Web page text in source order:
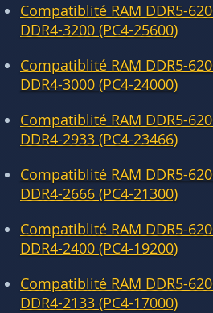
Compatiblité RAM DDR5-
DDR4-3200 (PC4-25600)
Compatiblité RAM DDR5-
DDR4-3000 (PC4-24000)
Compatiblité RAM DDR5-
DDR4-2933 (PC4-23466)
Compatiblité RAM DDR5-
DDR4-2666 (PC4-21300)
Compatiblité RAM DDR5-
DDR4-2400 (PC4-19200)
Compatiblité RAM DDR5-
DDR4-2133 (PC4-17000)